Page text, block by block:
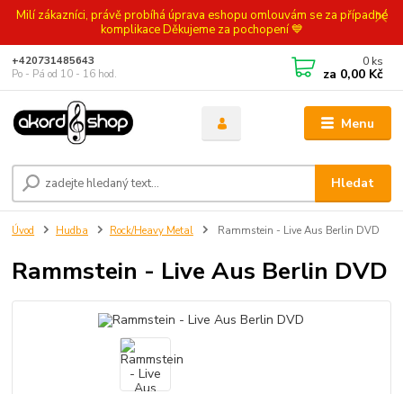
Milí zákazníci, právě probíhá úprava eshopu omlouvám se za případné
komplikace Děkujeme za pochopení 💙
Menu
Hledat
+420731485643
Po - Pá od 10 - 16 hod.
0 ks
za 0,00 Kč
Úvod Hudba Rock/Heavy Metal Rammstein - Live Aus Berlin DVD
Rammstein - Live Aus Berlin DVD